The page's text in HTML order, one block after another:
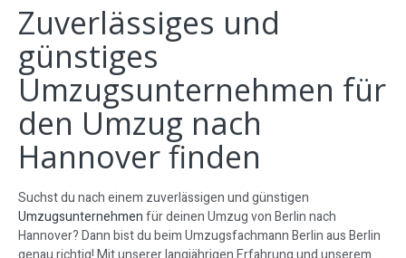
Zuverlässiges und
günstiges
Umzugsunternehmen für
den Umzug nach
Hannover finden
Suchst du nach einem zuverlässigen und günstigen
Umzugsunternehmenfür deinen Umzug von Berlin nach
Hannover? Dann bist du beim Umzugsfachmann Berlin aus Berlin